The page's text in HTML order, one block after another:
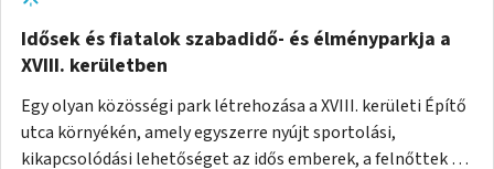
Idősek és fiatalok szabadidő- és élményparkja a
XVIII. kerületben
Egy olyan közösségi park létrehozása a XVIII. kerületi Építő
utca környékén, amely egyszerre nyújt sportolási,
kikapcsolódási lehetőséget az idős emberek, a felnőttek és